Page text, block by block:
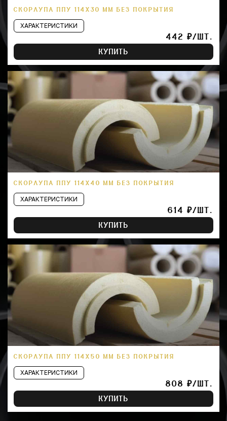
СКОРЛУПА ППУ 114Х30 ММ БЕЗ ПОКРЫТИЯ
ХАРАКТЕРИСТИКИ
442 ₽/ШТ.
КУПИТЬ
СКОРЛУПА ППУ 114Х40 ММ БЕЗ ПОКРЫТИЯ
ХАРАКТЕРИСТИКИ
614 ₽/ШТ.
КУПИТЬ
СКОРЛУПА ППУ 114Х50 ММ БЕЗ ПОКРЫТИЯ
ХАРАКТЕРИСТИКИ
808 ₽/ШТ.
КУПИТЬ